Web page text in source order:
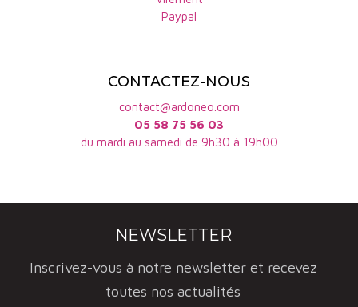
Paypal
CONTACTEZ-NOUS
contact@ardoneo.com
05 58 75 56 03
du mardi au samedi de 9h30 à 19h00
NEWSLETTER
Inscrivez-vous à notre newsletter et recevez
toutes nos actualités